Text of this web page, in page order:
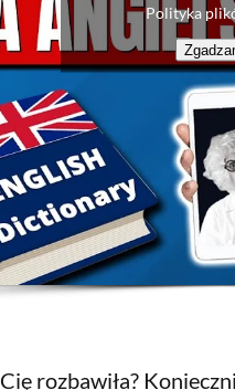
Polityka
rozbawiła?